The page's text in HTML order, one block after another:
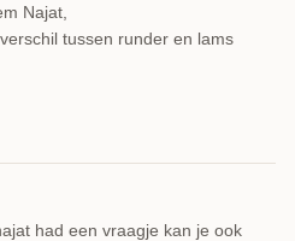
Najat,
tussen runder en lams
had een vraagje kan je ook